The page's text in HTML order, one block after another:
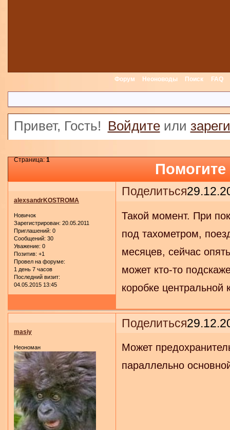
Форум Неоноводы Поиск FAQ
Привет, Гость! Войдитеили
Страница:1
Поделиться
alexsandrKOSTROMA
Новичок
Зарегистрирован: 20.05.2011
Приглашений: 0
Сообщений: 30
Уважение: 0
Позитив: +1
Провел на форуме:
1 день 7 часов
Последний визит:
04.05.2015 13:45
Такой момент. При
под тахометром,
месяцев, сейчас
может кто-то
коробке центральной
Поделиться
masiy
Неономан
Может
параллельно